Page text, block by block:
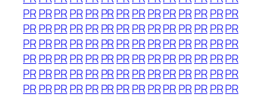
PRPRPRPRPR PRPRPRPRPRPRPR PRPR
PRPRPRPRPR PRPRPRPRPRPRPR PRPR
PRPRPRPRPR PRPRPRPRPRPRPR PRPR
PRPRPRPRPR PRPRPRPRPRPRPR PRPR
PRPRPRPRPR PRPRPRPRPRPRPR PRPR
PRPRPRPRPR PRPRPRPRPRPRPR PRPR